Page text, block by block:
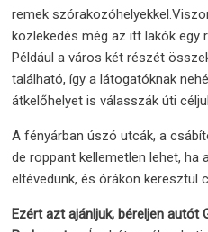
remek
közlekedés még az itt lakók egy
Például a város két részét
található, így a látogatóknak
átkelőhelyet is válasszák úti
A fényárban úszó utcák, a
de roppant kellemetlen lehet, ha
eltévedünk, és órákon keresztül
Ezért azt ajánljuk, béreljen autót